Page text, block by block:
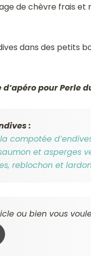
de chèvre frais
dans des petits
pour Perle
:
compotée
et asperges
reblochon et
ou bien vous